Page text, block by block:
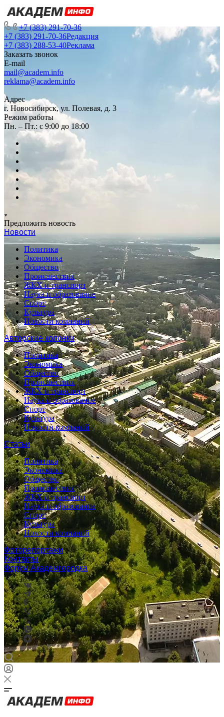
+7 (383) 291-70-36
+7 (383) 291-70-36Редакция
+7 (383) 288-53-40Реклама
Заказать звонок
E-mail
mail@academ.info
reklama@academ.info
Адрес
г. Новосибирск, ул. Полевая, д. 3
Режим работы
Пн. – Пт.: с 9:00 до 18:00
Предложить новость
Новости
Политика
Экономика
Общество
Происшествия
ЖКХ и транспорт
Наука и образование
Спорт
Культура
Новости компаний
Авторские колонки
Политика
Экономика
Общество
Происшествия
ЖКХ и транспорт
Наука и образование
Спорт
Культура
Новости компаний
Статьи
Политика
Экономика
Общество
Происшествия
ЖКХ и транспорт
Наука и образование
Спорт
Культура
Новости компаний
Фоторепортажи
Контакты
Форум Академгородка